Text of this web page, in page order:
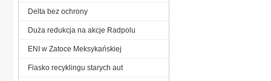
Delta bez ochrony
Duża redukcja na akcje Radpolu
ENI w Zatoce Meksykańskiej
Fiasko recyklingu starych aut